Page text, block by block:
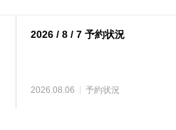
2026 / 8 / 7 予約状況
2026.08.06 予約状況